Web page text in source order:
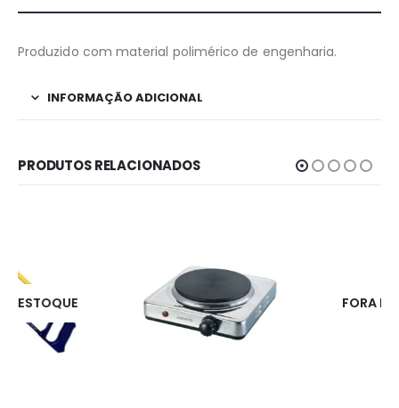
Produzido com material polimérico de engenharia.
INFORMAÇÃO ADICIONAL
PRODUTOS RELACIONADOS
FORA DE ESTOQUE